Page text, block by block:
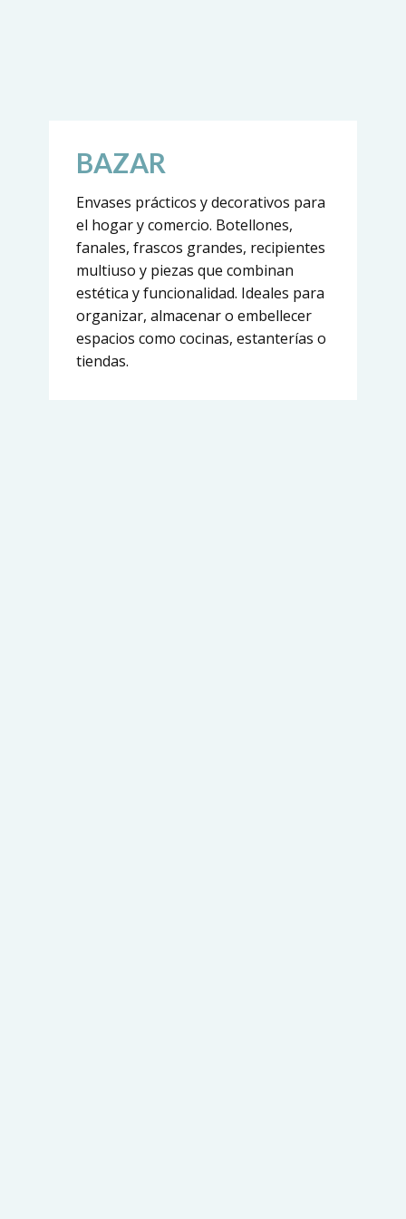
BAZAR
Envases prácticos y decorativos para
el hogar y comercio. Botellones,
fanales, frascos grandes, recipientes
multiuso y piezas que combinan
estética y funcionalidad. Ideales para
organizar, almacenar o embellecer
espacios como cocinas, estanterías o
tiendas.